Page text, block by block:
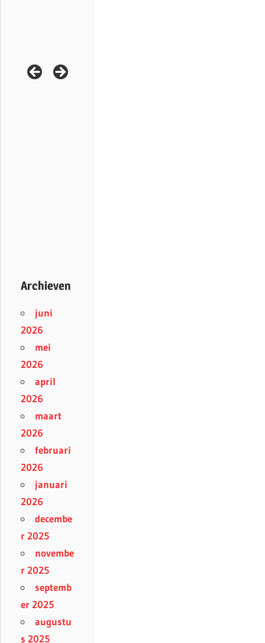
Archieven
juni
2026
mei
2026
april
2026
maart
2026
februari
2026
januari
2026
decembe
r 2025
novembe
r 2025
septemb
er 2025
augustu
s 2025